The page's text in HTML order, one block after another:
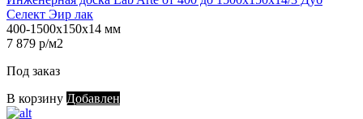
Селект Эир лак
400-1500х150х14 мм
7 879 р/м2
Под заказ
В корзину Добавлен